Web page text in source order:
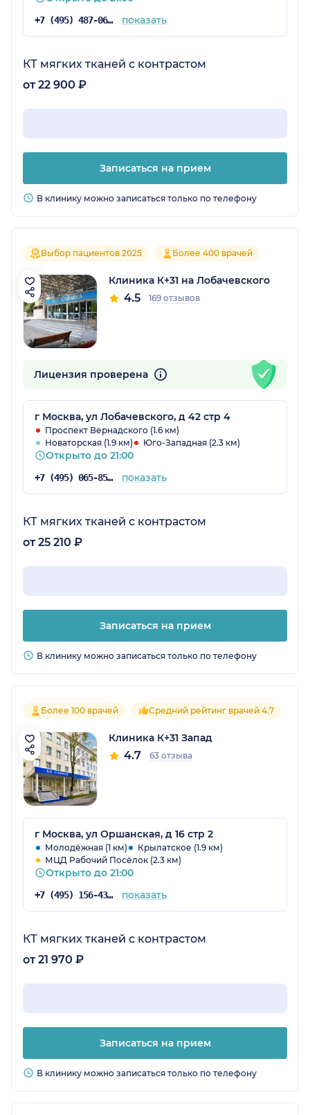
+7 (495) 487-06-16 показать
КТ мягких тканей с контрастом
от 22 900 ₽
Записаться на прием
В клинику можно записаться только по телефону
Выбор пациентов 2025 Более 400 врачей
Клиника К+31 на Лобачевского
4.5 169 отзывов
Лицензия проверена
г Москва, ул Лобачевского, д 42 стр 4
Проспект Вернадского (1.6 км)
Новаторская (1.9 км)
Юго-Западная (2.3 км)
Открыто до 21:00
+7 (495) 065-85-52 показать
КТ мягких тканей с контрастом
от 25 210 ₽
Записаться на прием
В клинику можно записаться только по телефону
Более 100 врачей Средний рейтинг врачей 4.7
Клиника К+31 Запад
4.7 63 отзыва
г Москва, ул Оршанская, д 16 стр 2
Молодёжная (1 км)
Крылатское (1.9 км)
МЦД Рабочий Посёлок (2.3 км)
Открыто до 21:00
+7 (495) 156-43-16 показать
КТ мягких тканей с контрастом
от 21 970 ₽
Записаться на прием
В клинику можно записаться только по телефону